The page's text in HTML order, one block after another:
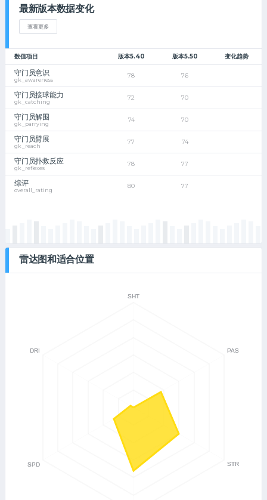
最新版本数据变化
查看更多
数值项目 版本5.40 版本5.50 变化趋势
守门员意识
gk_awareness
78 76
守门员接球能力
gk_catching
72 70
守门员解围
gk_parrying
74 70
守门员臂展
gk_reach
77 74
守门员扑救反应
gk_reflexes
78 77
综评
overall_rating
80 77
雷达图和适合位置